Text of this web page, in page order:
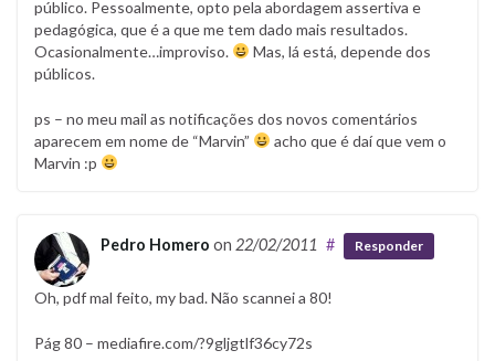
público. Pessoalmente, opto pela abordagem assertiva e
pedagógica, que é a que me tem dado mais resultados.
Ocasionalmente…improviso.
Mas, lá está, depende dos
públicos.
ps – no meu mail as notificações dos novos comentários
aparecem em nome de “Marvin”
acho que é daí que vem o
Marvin :p
Pedro Homero on 22/02/2011 # Responder
Oh, pdf mal feito, my bad. Não scannei a 80!
Pág 80 – mediafire.com/?9gljgtlf36cy72s